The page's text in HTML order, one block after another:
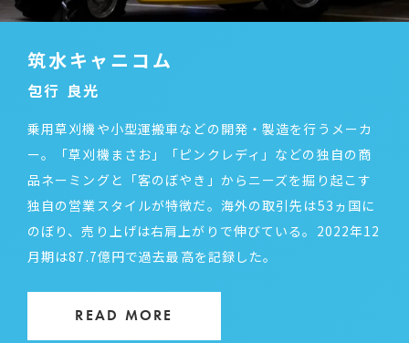
筑水キャニコム
包行 良光
乗用草刈機や小型運搬車などの開発・製造を行うメーカ
ー。「草刈機まさお」「ピンクレディ」などの独自の商
品ネーミングと「客のぼやき」からニーズを掘り起こす
独自の営業スタイルが特徴だ。海外の取引先は53ヵ国に
のぼり、売り上げは右肩上がりで伸びている。2022年12
月期は87.7億円で過去最高を記録した。
READ MORE